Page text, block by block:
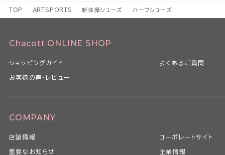
TOP ARTSPORTS 新体操シューズ ハーフシューズ
Chacott ONLINE SHOP
ショッピングガイド よくあるご質問
お客様の声・レビュー
COMPANY
店舗情報 コーポレートサイト
重要なお知らせ 企業情報